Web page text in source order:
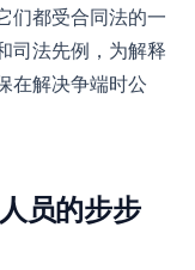
们都受合同法的一
司法先例，为解释
在解决争端时公
员的步步